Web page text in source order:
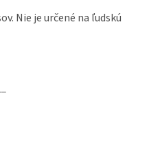
Nie je určené na ľudskú